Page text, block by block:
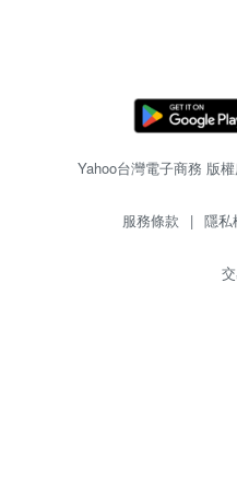
Yahoo台灣電子商務 版
服務條款 | 隱私